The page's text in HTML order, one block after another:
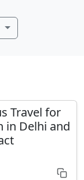
Travel for
in Delhi and